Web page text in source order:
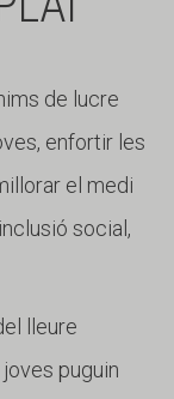
de lucre
enfortir les
el medi
social,
lleure
puguin